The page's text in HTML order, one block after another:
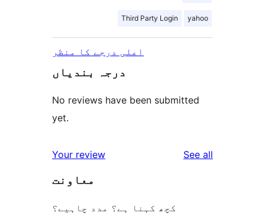
Third Party Login yahoo
اعلی درجے کا منظر
درجہ بندیاں
No reviews have been submitted
yet.
Your review See all
معاونت
کچھ کہنا ہے؟ مدد چاہیے؟